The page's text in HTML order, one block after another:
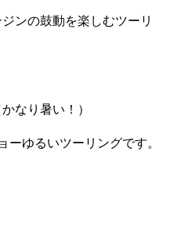
ンの鼓動を楽しむツーリ
なり暑い！）
ーゆるいツーリングです。